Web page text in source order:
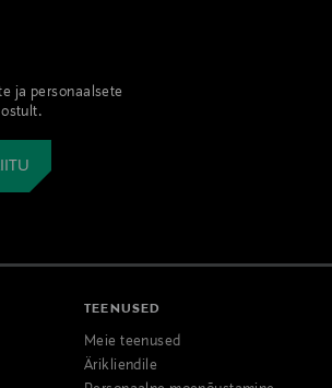
ja personaalsete
TEENUSED
Meie teenused
Ärikliendile